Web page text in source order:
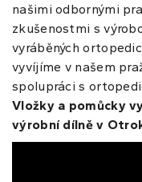
našimi odbornými
zkušenostmi s
vyráběných
vyvíjíme v našem
spolupráci s
Vložky a pomůcky
výrobní dílně v